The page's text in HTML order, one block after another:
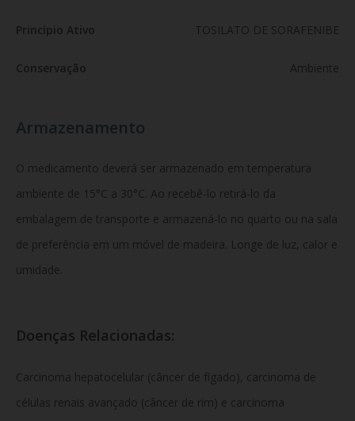
Princípio Ativo TOSILATO DE SORAFENIBE
Conservação Ambiente
Armazenamento
O medicamento deverá ser armazenado em temperatura
ambiente de 15°C a 30°C. Ao recebê-lo retirá-lo da
embalagem de transporte e armazená-lo no quarto ou na sala
de preferência em um móvel de madeira. Longe de luz, calor e
umidade.
Doenças Relacionadas:
Carcinoma hepatocelular (câncer de fígado), carcinoma de
células renais avançado (câncer de rim) e carcinoma